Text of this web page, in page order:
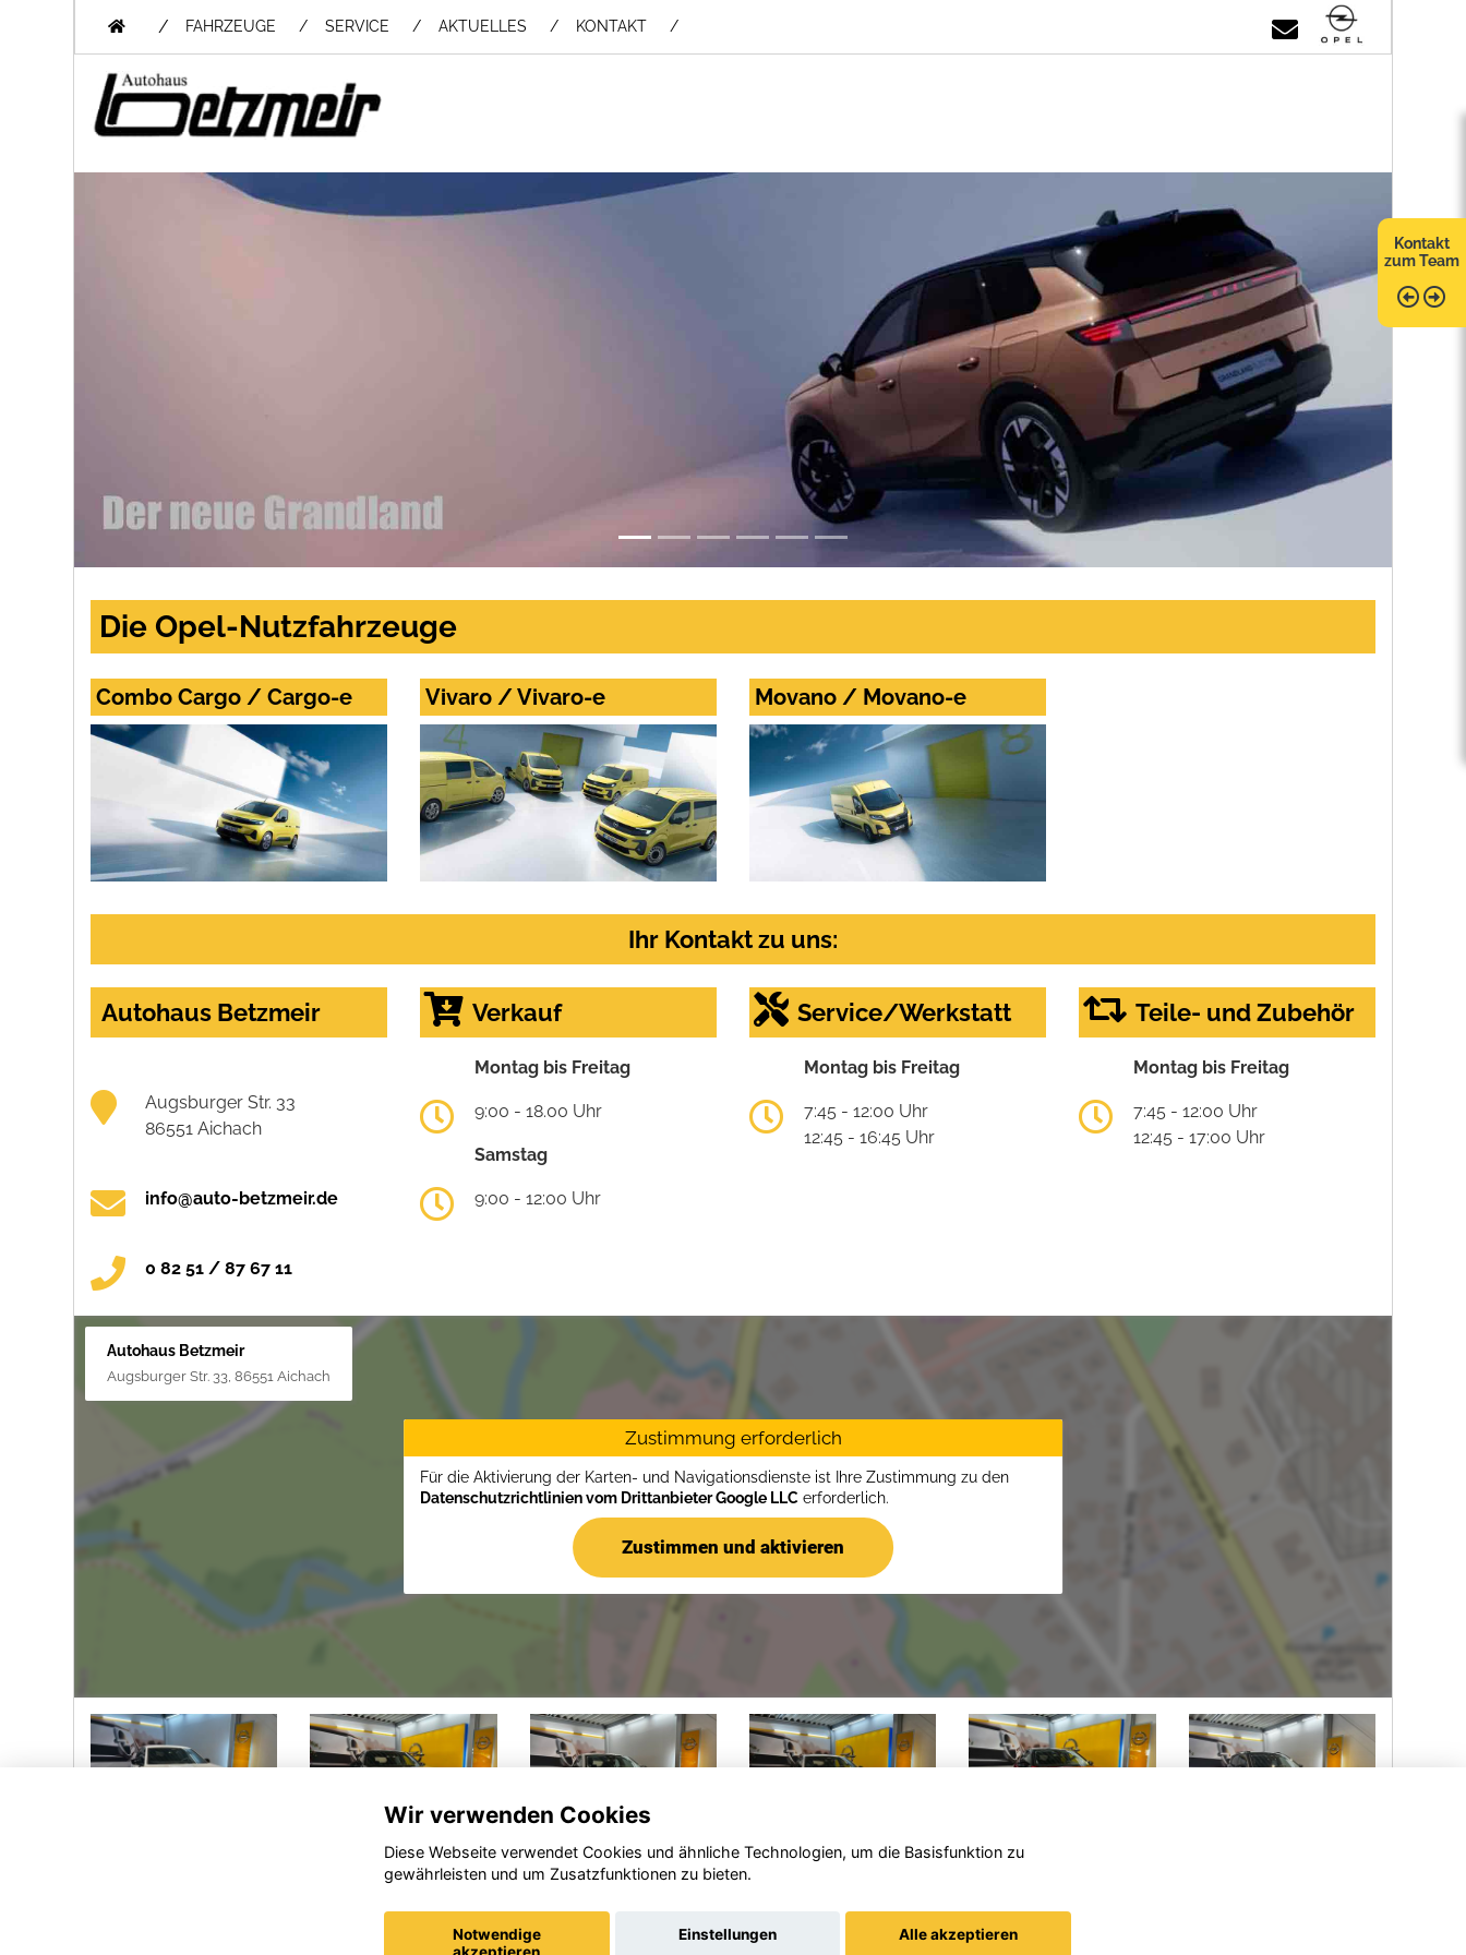
/ FAHRZEUGE SERVICE AKTUELLES KONTAKT
Kontakt
zum Team
Die Opel-Nutzfahrzeuge
Combo Cargo / Cargo-e Vivaro / Vivaro-e Movano / Movano-e
Ihr Kontakt zu uns:
Autohaus Betzmeir
Augsburger Str. 33
86551 Aichach
info@auto-betzmeir.de
0 82 51 / 87 67 11
Verkauf
Montag bis Freitag
9:00 - 18.00 Uhr
Samstag
9:00 - 12:00 Uhr
Service/Werkstatt
Montag bis Freitag
7:45 - 12:00 Uhr
12:45 - 16:45 Uhr
Teile- und Zubehör
Montag bis Freitag
7:45 - 12:00 Uhr
12:45 - 17:00 Uhr
Autohaus Betzmeir
Augsburger Str. 33, 86551 Aichach
Zustimmung erforderlich
Für die Aktivierung der Karten- und Navigationsdienste ist Ihre Zustimmung zu den
Datenschutzrichtlinien vom Drittanbieter Google LLC erforderlich.
Zustimmen und aktivieren
Opel
Mokka-e
Opel
Corsa
Corsa
Wir verwenden Cookies
Diese Webseite verwendet Cookies und ähnliche Technologien, um die Basisfunktion zu
gewährleisten und um Zusatzfunktionen zu bieten.
Notwendige
Einstellungen Alle akzeptieren